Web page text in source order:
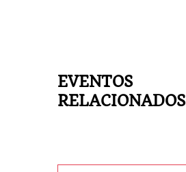
EVENTOS
RELACIONADOS